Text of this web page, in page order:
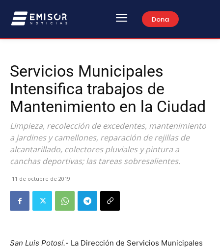
Dona
Servicios Municipales
Intensifica trabajos de
Mantenimiento en la Ciudad
Limpieza, recolección de excedentes, mantenimiento
a jardines y camellones, reparación de rejillas de
alcantarillado, colectores pluviales y pintura a
canchas deportivas; las tareas sobresalientes.
11 de octubre de 2019
San Luis Potosí.- La Dirección de Servicios Municipales